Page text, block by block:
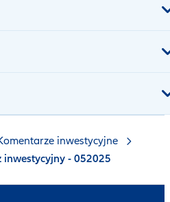
inwestycyjne
inwestycyjny - 052025